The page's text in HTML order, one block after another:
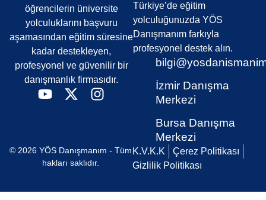
öğrencilerin üniversite
yolculuklarını başvuru
aşamasından eğitim süresine
kadar destekleyen,
profesyonel ve güvenilir bir
danışmanlık firmasıdır.
Türkiye’de eğitim
yolculuğunuzda YÖS
Danışmanım farkıyla
profesyonel destek alın.
İzmir Danışma
Merkezi
Bursa Danışma
Merkezi
© 2026 YÖS Danışmanım - Tüm
hakları saklıdır.
K.V.K.K
Çerez Politikası
Gizlilik Politikası